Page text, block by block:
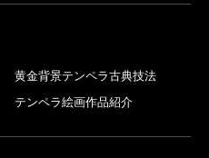
黄金背景テンペラ古典技法
テンペラ絵画作品紹介